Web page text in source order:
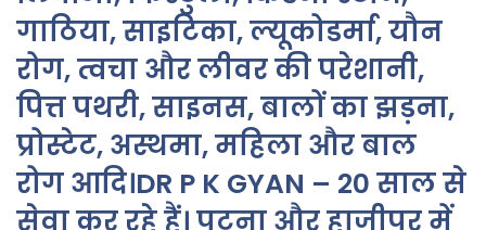
गाठिया, साइटिका, ल्यूकोडर्मा, यौन
रोग, त्वचा और लीवर की परेशानी,
पित्त पथरी, साइनस, बालों का झड़ना,
प्रोस्टेट, अस्थमा, महिला और बाल
रोग आदि।DR P K GYAN – 20 साल से
सेवा कर रहे हैं। पटना और हाजीपुर में